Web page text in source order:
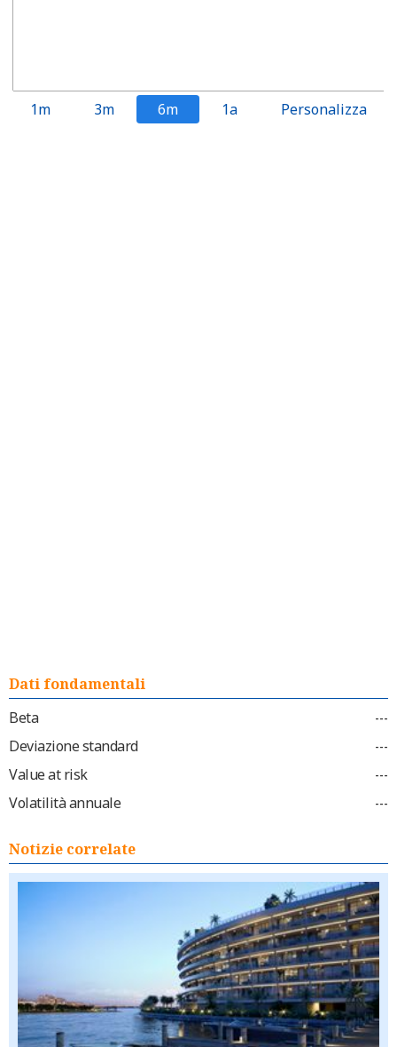
1m 3m 6m 1a Personalizza
Dati fondamentali
Beta
---
Deviazione standard ---
Value at risk ---
Volatilità annuale ---
Notizie correlate